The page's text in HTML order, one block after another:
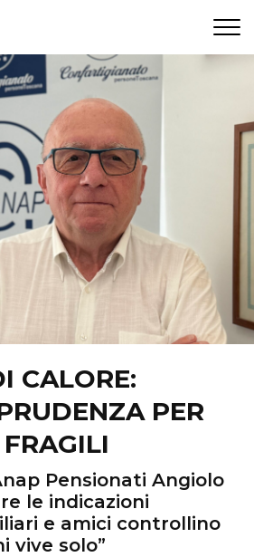
CALORE:
PER
Pensionati Angiolo
le indicazioni
e amici controllino
vive solo”